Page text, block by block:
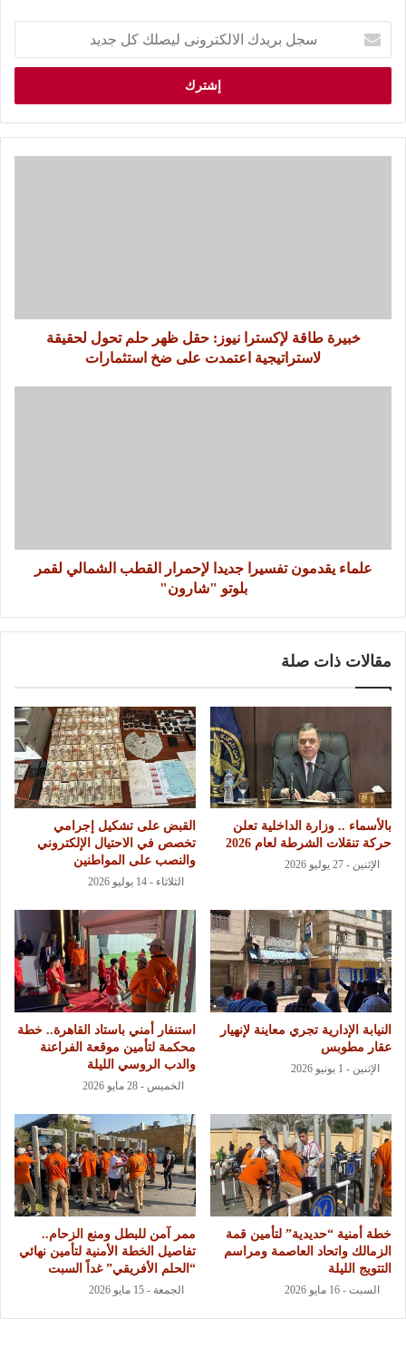
خبيرة طاقة لإكسترا نيوز: حقل ظهر حلم تحول لحقيقة
لاستراتيجية اعتمدت على ضخ استثمارات
علماء يقدمون تفسيرا جديدا لإحمرار القطب الشمالي لقمر
بلوتو "شارون"
مقالات ذات صلة
بالأسماء .. وزارة الداخلية تعلن
حركة تنقلات الشرطة لعام 2026
الإثنين - 27 يوليو 2026
القبض على تشكيل إجرامي
تخصص في الاحتيال الإلكتروني
والنصب على المواطنين
الثلاثاء - 14 يوليو 2026
النيابة الإدارية تجري معاينة لإنهيار
عقار مطوبس
الإثنين - 1 يونيو 2026
استنفار أمني باستاد القاهرة.. خطة
محكمة لتأمين موقعة الفراعنة
والدب الروسي الليلة
الخميس - 28 مايو 2026
خطة أمنية “حديدية” لتأمين قمة
الزمالك واتحاد العاصمة ومراسم
التتويج الليلة
السبت - 16 مايو 2026
ممر آمن للبطل ومنع الزحام..
تفاصيل الخطة الأمنية لتأمين نهائي
“الحلم الأفريقي” غداً السبت
الجمعة - 15 مايو 2026